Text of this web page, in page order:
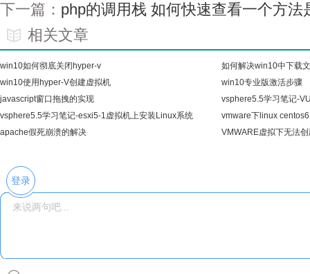
下一篇： php的调用栈 如何快速查看一个方
相关文章
win10如何彻底关闭hyper-v
如何解决win10中下载
win10使用hyper-V创建虚拟机
win10专业版激活步骤
javascript窗口拖拽的实现
vsphere5.5学习笔记-
Management）的安
vsphere5.5学习笔记-esxi5-1虚拟机上安装Linux系统
并
vmware下linux
apache假死崩溃的解决
VMWARE虚拟下无法
登录